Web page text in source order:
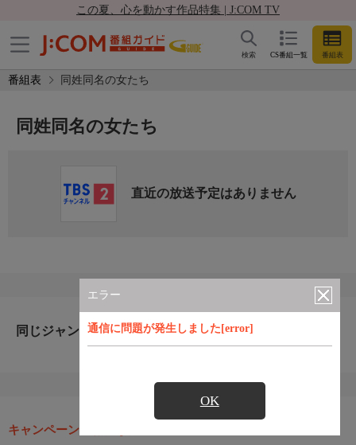
この夏、心を動かす作品特集 | J:COM TV
CS番組一覧 番組表
検索
番組表 同姓同名の女たち
エラー
通信に問題が発生しました[error]
OK
同姓同名の女たち
直近の放送予定はありません
同じジャンルのおすすめ番組
キャンペーン・お得な情報